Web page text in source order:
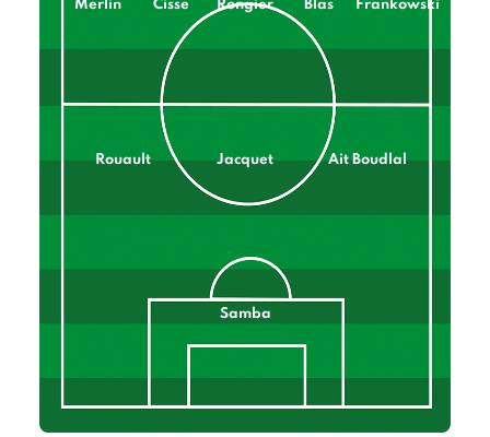
Merlin Cisse Rongier Blas Frankowski
Rouault Jacquet Ait Boudlal
Samba